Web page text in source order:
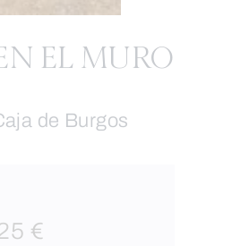
EL MURO
de Burgos
€